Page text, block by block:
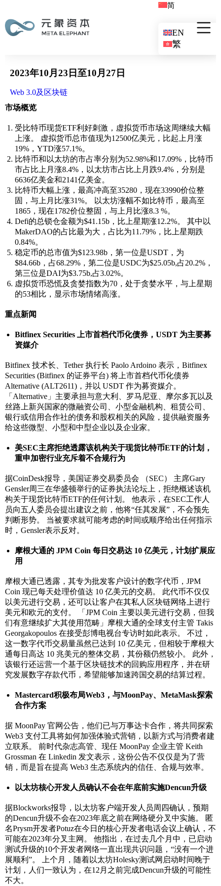
简
EN
繁
2023年10月23日至10月27日
Web 3.0及区块链
市场概览
受比特币现货ETF利好刺激，虚拟货币市场这周继续大幅
上涨。 虚拟货币总市值现为12500亿美元，比起上月涨
19%，YTD涨57.1%。
比特币和以太坊的市占率分别为52.98%和17.09%，比特币
市占比上月涨8.4%，以太坊市占比上月跌9.4%，分别是
6636亿美金和2141亿美金。
比特币大幅上涨，最高冲高至35280，现在33990价位整
固，与上月比涨31%。 以太坊涨幅不如比特币，最高至
1865，现在1782价位整固，与上月比涨8.3 %。
Defi的总锁仓金额为$41.15b，比上星期涨12.2%。 其中以
MakerDAO的占比最为大，占比为11.79%，比上星期跌
0.84%。
稳定币的总市值为$123.98b，第一位是USDT，为
$84.66b，占68.29%，第二位是USDC为$25.05b,占20.2%，
第三位是DAI为$3.75b,占3.02%。
虚拟货币恐慌及贪婪指数为70，处于贪婪水平，与上星期
的53相比，显示市场情绪高涨。
重点新闻
Bitfinex Securities 上市首档代币化债券， USDT 为主要募
资媒介
Bitfinex 技术长、Tether 执行长 Paolo Ardoino 表示，Bitfinex
Securities (Bitfinex 的证券平台) 将上市首档代币化债券
Alternative (ALT2611)，并以 USDT 作为募资媒介。
「Alternative」主要承担与意大利、罗马尼亚、摩尔多瓦以及
丝路上新兴国家的微融资公司、小型金融机构、租赁公司、
银行或信用合作社的债务和股权相关的风险，提供融资服务
给这些微型、小型和中型企业以及企业家。
美SEC主席拒绝透露该机构关于现货比特币ETF的计划，
重申加密行业充斥着不合规行为
据CoinDesk报导，美国证券交易委员会 （SEC） 主席Gary
Gensler周三在华盛顿举行的证券执法论坛上，拒绝概述该机
构关于现货比特币ETF的任何计划。 他表示，在SEC工作人
员向五人委员会提出建议之前，他将“任其发展”，不会预先
判断形势。 当被要求就可能考虑的时间或顺序给出任何指示
时，Gensler表示反对。
摩根大通的 JPM Coin 每日交易达 10 亿美元，计划扩展应
用
摩根大通已透露，其专为批发客户设计的数字代币，JPM
Coin 现已每天处理价值达 10 亿美元的交易。 此代币不仅仅
以美元进行交易，还可以让客户在其私人区块链网络上进行
美元和欧元的支付。 「JPM Coin 主要以美元进行交易，但我
们有意继续扩大其使用范畴」摩根大通的全球支付主管 Takis
Georgakopoulos 在接受彭博电视台专访时如此表示。 不过，
这一数字代币交易量虽然已达到 10 亿美元，但相较于摩根大
通每日高达 10 兆美元的整体交易，其份额仍然较小。 此外，
该银行还运营一个基于区块链技术的回购应用程序，并在研
究发展数字存款代币，希望能够加速跨国交易的结算过程。
Mastercard积极布局Web3 ，与MoonPay、 MetaMask探索
合作方案
据 MoonPay 官网公告，他们已与万事达卡合作，将共同探索
Web3 支付工具将如何加强体验式营销，以新方式与消费者建
立联系。 前时代杂志高管、现任 MoonPay 企业主管 Keith
Grossman 在 Linkedin 发文表示，这份公告不仅仅是为了营
销，而是旨在提高 Web3 生态系统内的信任、合规与效率。
以太坊核心开发人员确认不会在年底前实施Dencun升级
据Blockworks报导，以太坊客户端开发人员周四确认，预期
的Dencun升级不会在2023年底之前在网络硬分叉中实施。 匿
名Prysm开发者Potuz在今日的核心开发者电话会议上确认，不
可能在2023年分叉主网。 他指出，在过去几个月中，已启动
测试升级的10个开发者网络一直出现共识问题，“没有一个进
展顺利”。 上个月，随着以太坊Holesky测试网启动时间晚于
计划，人们一致认为，在12月之前完成Dencun升级的可能性
不大。